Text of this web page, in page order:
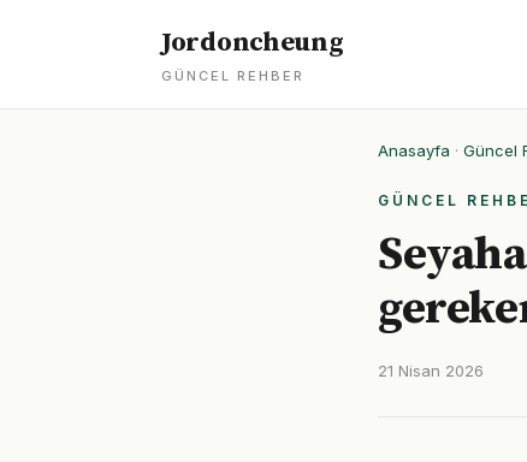
Jordoncheung
GÜNCEL REHBER
Anasayfa · Güncel
GÜNCEL
21 Nisan 2026